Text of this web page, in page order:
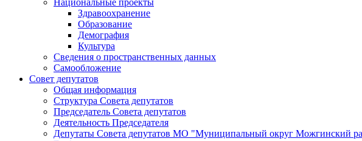
Здравоохранение
Образование
Демография
Культура
Сведения о пространственных данных
Самообложение
Совет депутатов
Общая информация
Структура Совета депутатов
Председатель Совета депутатов
Деятельность Председателя
Депутаты Совета депутатов МО "Муниципальный округ Можгинский